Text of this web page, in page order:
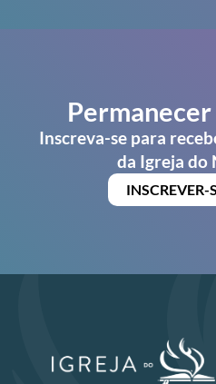
Inscreva-se para
da Igreja do
INSCREVER-